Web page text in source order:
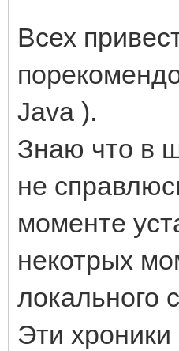
Всех
Java ).
Знаю что в
не
моменте
некотрых
локального
Эти